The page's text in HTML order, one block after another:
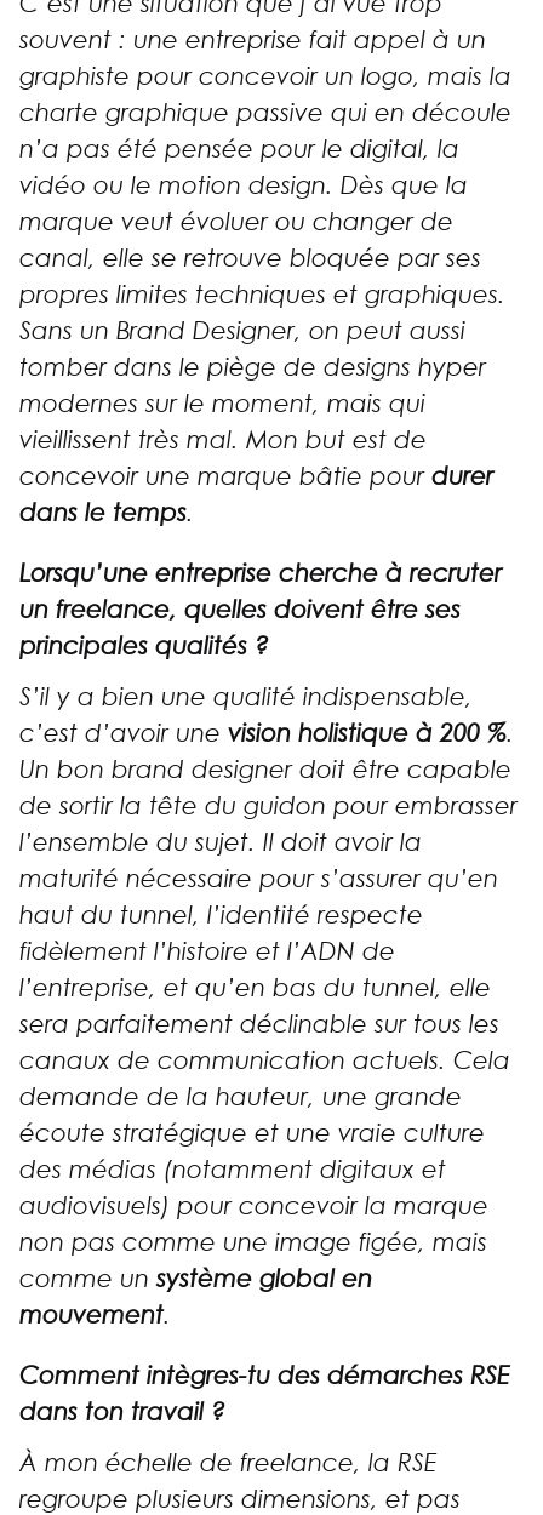
souvent : une entreprise fait appel à un
graphiste pour concevoir un logo, mais la
charte graphique passive qui en découle
n’a pas été pensée pour le digital, la
vidéo ou le motion design. Dès que la
marque veut évoluer ou changer de
canal, elle se retrouve bloquée par ses
propres limites techniques et graphiques.
Sans un Brand Designer, on peut aussi
tomber dans le piège de designs hyper
modernes sur le moment, mais qui
vieillissent très mal. Mon but est de
concevoir une marque bâtie pour durer
dans le temps.
Lorsqu’une entreprise cherche à recruter
un freelance, quelles doivent être ses
principales qualités ?
S’il y a bien une qualité indispensable,
c’est d’avoir une vision holistique à 200 %.
Un bon brand designer doit être capable
de sortir la tête du guidon pour embrasser
l’ensemble du sujet. Il doit avoir la
maturité nécessaire pour s’assurer qu’en
haut du tunnel, l’identité respecte
fidèlement l’histoire et l’ADN de
l’entreprise, et qu’en bas du tunnel, elle
sera parfaitement déclinable sur tous les
canaux de communication actuels. Cela
demande de la hauteur, une grande
écoute stratégique et une vraie culture
des médias (notamment digitaux et
audiovisuels) pour concevoir la marque
non pas comme une image figée, mais
comme unsystème global en
mouvement.
Comment intègres-tu des démarches RSE
dans ton travail ?
À mon échelle de freelance, la RSE
regroupe plusieurs dimensions, et pas